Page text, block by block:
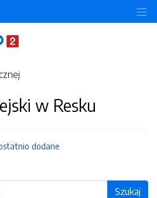
w Resku
dodane
Szukaj